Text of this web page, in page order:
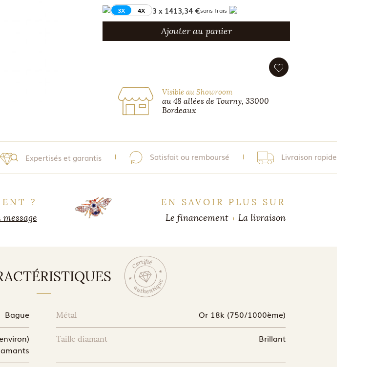
3X 4X 3 x 1413,34 €sans frais
Ajouter au panier
Visible au Showroom
au 48 allées de Tourny, 33000
Bordeaux
Expertisés et garantis Satisfait ou remboursé Livraison rapide
?
message
EN SAVOIR PLUS SUR
Le financement
La livraison
Bague Métal Or 18k (750/1000ème)
Taille diamant Brillant